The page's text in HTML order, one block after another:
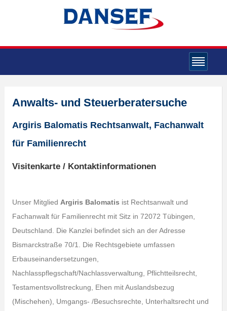
Anwalts- und Steuerberatersuche
Argiris Balomatis Rechtsanwalt, Fachanwalt
für Familienrecht
Visitenkarte / Kontaktinformationen
Unser Mitglied Argiris Balomatis ist Rechtsanwalt und
Fachanwalt für Familienrecht mit Sitz in 72072 Tübingen,
Deutschland. Die Kanzlei befindet sich an der Adresse
Bismarckstraße 70/1. Die Rechtsgebiete umfassen
Erbauseinandersetzungen,
Nachlasspflegschaft/Nachlassverwaltung, Pflichtteilsrecht,
Testamentsvollstreckung, Ehen mit Auslandsbezug
(Mischehen), Umgangs- /Besuchsrechte, Unterhaltsrecht und